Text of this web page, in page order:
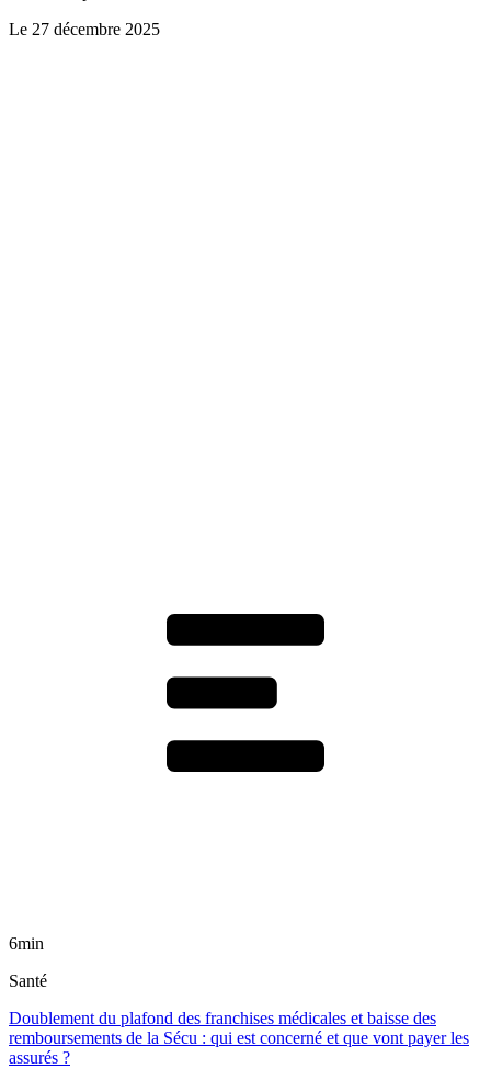
Le 27 décembre 2025
6min
Santé
Doublement du plafond des franchises médicales et baisse des
remboursements de la Sécu : qui est concerné et que vont payer les
assurés ?